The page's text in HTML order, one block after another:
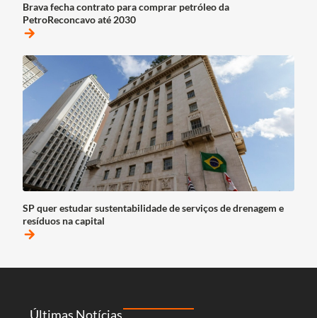
Brava fecha contrato para comprar petróleo da
PetroReconcavo até 2030
arrow_forward
SP quer estudar sustentabilidade de serviços de drenagem e
resíduos na capital
arrow_forward
Últimas Notícias